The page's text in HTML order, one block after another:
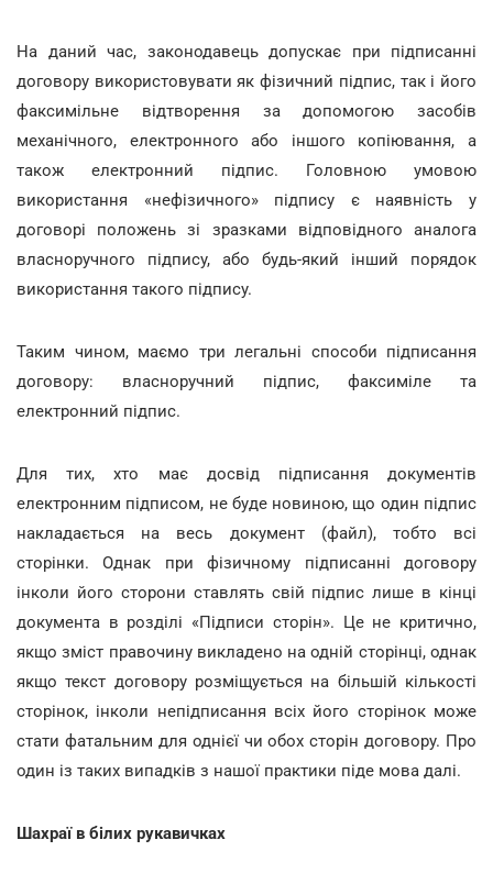
На даний час, законодавець допускає при підписанні
договору використовувати як фізичний підпис, так і його
факсимільне відтворення за допомогою засобів
механічного, електронного або іншого копіювання, а
також електронний підпис. Головною умовою
використання «нефізичного» підпису є наявність у
договорі положень зі зразками відповідного аналога
власноручного підпису, або будь-який інший порядок
використання такого підпису.
Таким чином, маємо три легальні способи підписання
договору: власноручний підпис, факсиміле та
електронний підпис.
Для тих, хто має досвід підписання документів
електронним підписом, не буде новиною, що один підпис
накладається на весь документ (файл), тобто всі
сторінки. Однак при фізичному підписанні договору
інколи його сторони ставлять свій підпис лише в кінці
документа в розділі «Підписи сторін». Це не критично,
якщо зміст правочину викладено на одній сторінці, однак
якщо текст договору розміщується на більшій кількості
сторінок, інколи непідписання всіх його сторінок може
стати фатальним для однієї чи обох сторін договору. Про
один із таких випадків з нашої практики піде мова далі.
Шахраї в білих рукавичках